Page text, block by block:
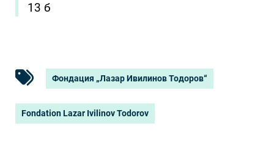
13 б
Фондация „Лазар Ивилинов Тодоров“
Fondation Lazar Ivilinov Todorov